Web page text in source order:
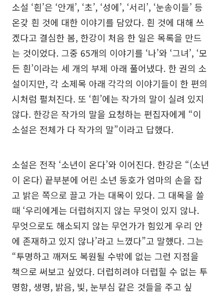
소설 ‘흰’은 ‘안개’, ‘초’, ‘성에’, ‘서리’, ‘눈송이들’ 등
온갖 흰 것에 대한 이야기를 담았다. 흰 것에 대해 쓰
겠다고 결심한 봄, 한강이 처음 한 일은 목록을 만드
는 것이었다. 그중 65개의 이야기를 ‘나’와 ‘그녀’, ‘모
든 흰’이라는 세 개의 부제 아래 풀어냈다. 한 권의 소
설이지만, 각 소제목 아래 각각의 이야기들이 한 편의
시처럼 펼쳐진다. 또 ‘흰’에는 작가의 말이 실려 있지
않다. 한강은 작가의 말을 요청하는 편집자에게 “이
소설은 전체가 다 작가의 말”이라고 답했다.
소설은 전작 ‘소년이 온다’와 이어진다. 한강은 “(소년
이 온다) 끝부분에 어린 소년 동호가 엄마의 손을 잡
고 밝은 쪽으로 끌고 가는 대목이 있다. 그 대목을 쓸
때 ‘우리에게는 더럽혀지지 않는 무엇이 있지 않나.
무엇으로도 해소되지 않는 무언가가 힘있게 우리 안
에 존재하고 있지 않나’라고 느꼈다”고 말했다. 그는
“투명하고 깨져도 복원될 수밖에 없는 그런 지점을
책으로 써보고 싶었다. 더럽히려야 더럽힐 수 없는 투
명함, 생명, 밝음, 빛, 눈부심 같은 것들을 주고 싶